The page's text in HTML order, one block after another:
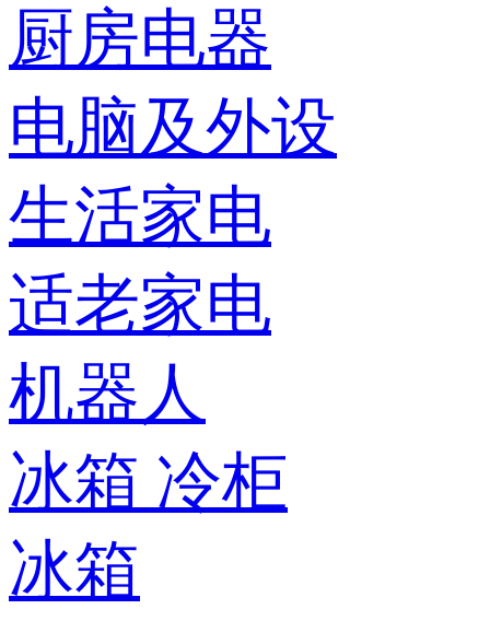
厨房电器
电脑及外设
生活家电
适老家电
机器人
冰箱 冷柜
冰箱